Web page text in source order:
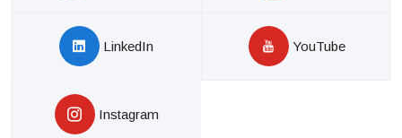
LinkedIn YouTube
Instagram